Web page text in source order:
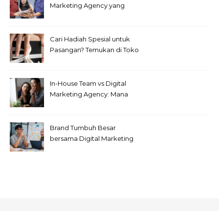
Marketing Agency yang
Cari Hadiah Spesial untuk
Pasangan? Temukan di Toko
In-House Team vs Digital
Marketing Agency: Mana
Brand Tumbuh Besar
bersama Digital Marketing